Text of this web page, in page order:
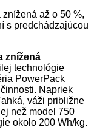
až o 50 %,
s predchádzajúcou
znížená
technológie
PowerPack
Napriek
váži približne
než model 750
okolo 200 Wh/kg.